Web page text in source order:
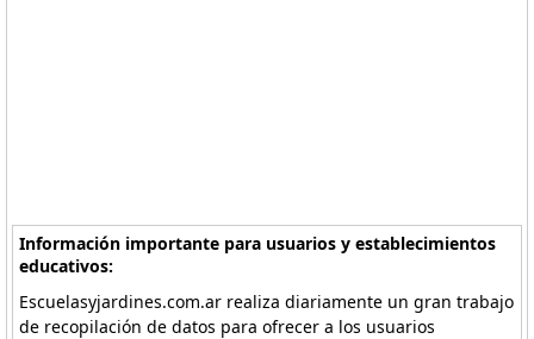
Información importante para usuarios y establecimientos
educativos:
Escuelasyjardines.com.ar realiza diariamente un gran trabajo
de recopilación de datos para ofrecer a los usuarios